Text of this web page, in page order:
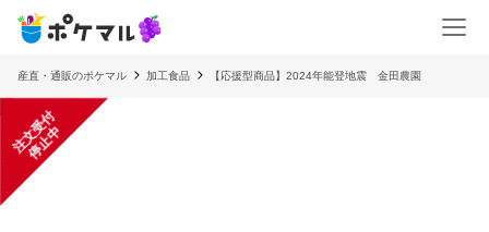
産直・通販のポケマル 加工食品 【応援型商品】2024年能登地震 金田農園
注
文
受
付
停
止
中